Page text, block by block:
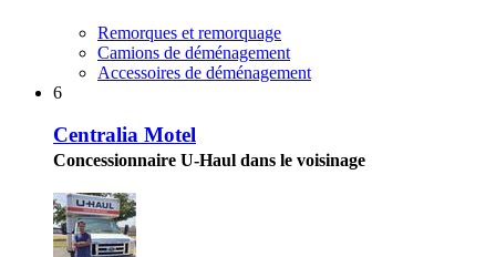
Remorques et remorquage
Camions de déménagement
Accessoires de déménagement
6
Centralia Motel
Concessionnaire U-Haul dans le voisinage